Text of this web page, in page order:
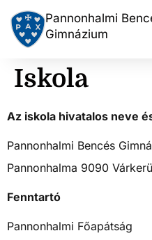
Pannonhalmi
Gimnázium
Iskola
Az iskola hivatalos neve
Pannonhalmi Bencés
Pannonhalma 9090
Fenntartó
Pannonhalmi Főapátság